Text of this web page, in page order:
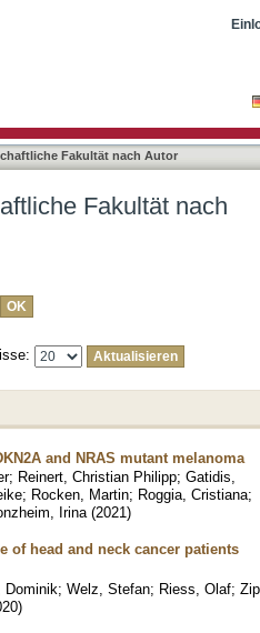
Fakultät nach Autor
Fakultät nach
and NRAS mutant melanoma
; Reinert, Christian Philipp; Gatidis,
; Rocken, Martin; Roggia, Cristiana;
Irina (2021)
of head and neck cancer patients
Dominik; Welz, Stefan; Riess, Olaf;
)